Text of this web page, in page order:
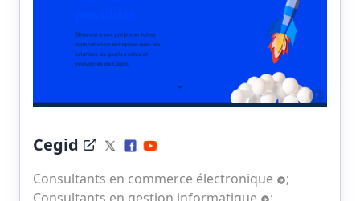
Cegid
Consultants en commerce électronique
;